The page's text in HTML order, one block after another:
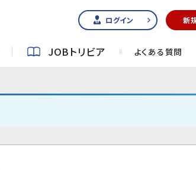
ログイン 新
JOBトリビア よくある質問